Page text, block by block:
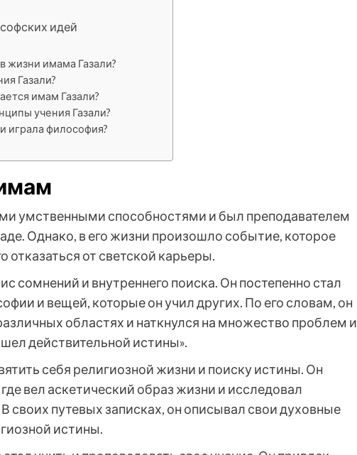
идей
жизни имама Газали?
Газали?
имам Газали?
учения Газали?
играла философия?
умственными способностями и был преподавателем
Однако, в его жизни произошло событие, которое
отказаться от светской карьеры.
сомнений и внутреннего поиска. Он постепенно стал
и вещей, которые он учил других. По его словам, он
областях и наткнулся на множество проблем и
действительной истины».
себя религиозной жизни и поиску истины. Он
вел аскетический образ жизни и исследовал
своих путевых записках, он описывал свои духовные
истины.